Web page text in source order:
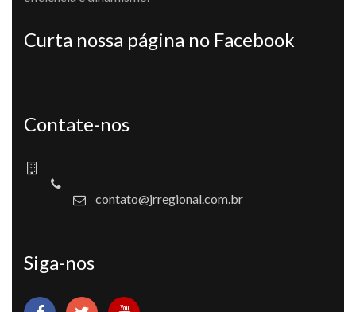
Curta nossa página no Facebook
Contate-nos
contato@jrregional.com.br
Siga-nos